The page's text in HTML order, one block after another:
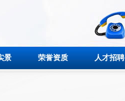
景 荣誉资质 人才招聘